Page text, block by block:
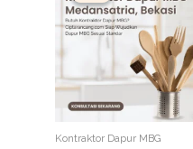
Kontraktor Dapur MBG
Rp1.500.000.